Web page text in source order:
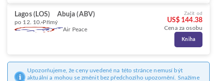
Lagos (LOS) Abuja (ABV)
po 12. 10. Přímý
Air Peace
Začít od
US$ 144.38
Cena za osobu
Kniha
Upozorňujeme, že ceny uvedené na této stránce nemusí být
aktuální a mohou se změnit bez předchozího upozornění. Snažíme